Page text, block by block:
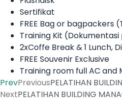
Sertifikat
FREE Bag or bagpackers
Training Kit
2xCoffe Break & 1 Lunch,
FREE Souvenir Exclusive
Training room full AC and
PrevPreviousPELATIHAN
NextPELATIHAN BUILDING